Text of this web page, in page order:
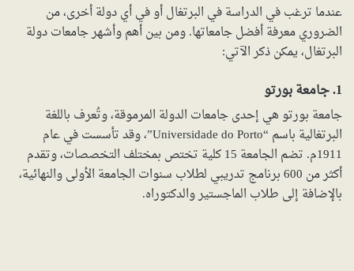
عندما ترغب في الدراسة في البرتغال أو في أي دولة أخرى، من
الضروري معرفة أفضل جامعاتها. ومن بين أهم وأشهر جامعات دولة
البرتغال، يمكن ذكر الآتي:
1. جامعة بورتو
جامعة بورتو هي إحدى جامعات الدولة المرموقة، وتُعرف باللغة
البرتغالية باسم “Universidade do Porto”، وقد تأسست في عام
1911م. تضم الجامعة 15 كلية تختص بمختلف التخصصات، وتقدم
أكثر من 600 برنامج تدريبي لطلاب سنوات الجامعة الأولى والنهائية،
بالإضافة إلى طلاب الماجستير والدكتوراه.